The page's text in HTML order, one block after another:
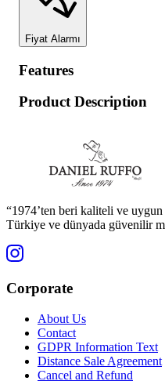
Fiyat Alarmı
Features
Product Description
“1974’ten beri kaliteli ve
Türkiye ve dünyada güvenilir
Corporate
About Us
Contact
GDPR Information Text
Distance Sale Agreement
Cancel and Refund